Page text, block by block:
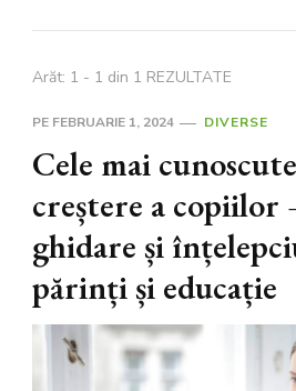
Arăt: 1 - 1 din 1 REZULTATE
PE FEBRUARIE 1, 2024 DIVERSE
Cele mai
creștere a copiilor
ghidare și
părinți și educație